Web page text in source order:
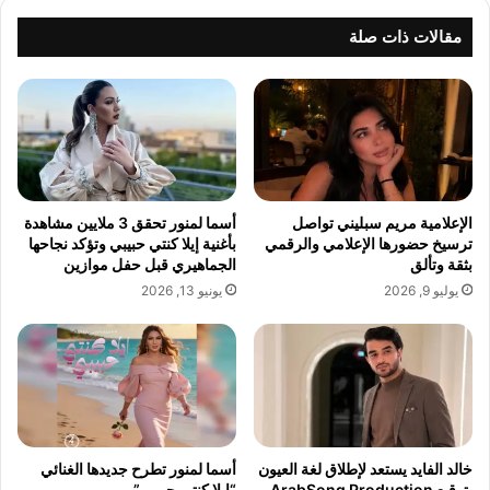
khabar3ajelemarat.com — عودة الزمن الجميل لقاء فني
يجمع الشاعر أحمد شتا الدكتور أحمد أيوب المنتج أحمد شحادة
والملحن أيمن قميحة
الجميل الزمن عودة فني لقاء
ع
ي
ل
م
ن
ت
ج
ا
ل
ي
أ
مقالات ذات صلة
الإعلامية مريم سبليني تواصل
ترسيخ حضورها الإعلامي والرقمي
بثقة وتألق
يوليو 9, 2026
أسما لمنور تحقق 3 ملايين مشاهدة
بأغنية إيلا كنتي حبيبي وتؤكد نجاحها
الجماهيري قبل حفل موازين
يونيو 13, 2026
خالد الفايد يستعد لإطلاق لغة العيون
أسما لمنور تطرح جديدها الغنائي